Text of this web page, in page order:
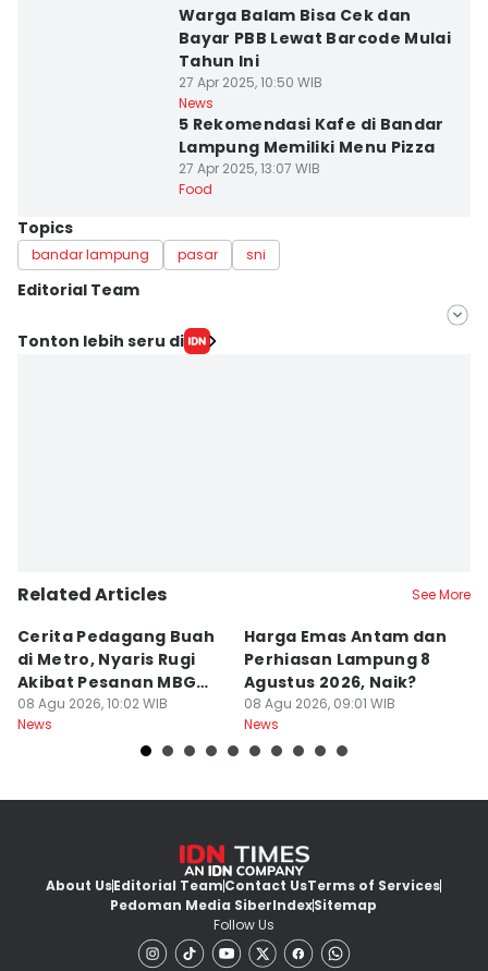
Warga Balam Bisa Cek dan
Bayar PBB Lewat Barcode Mulai
Tahun Ini
27 Apr 2025, 10:50 WIB
News
5 Rekomendasi Kafe di Bandar
Lampung Memiliki Menu Pizza
27 Apr 2025, 13:07 WIB
Food
Topics
bandar lampung pasar sni
Editorial Team
Editor
Tonton lebih seru di
Related Articles See More
Cerita Pedagang Buah
di Metro, Nyaris Rugi
Akibat Pesanan MBG
Batal
08 Agu 2026, 10:02 WIB
News
Harga Emas Antam dan
Perhiasan Lampung 8
Agustus 2026, Naik?
08 Agu 2026, 09:01 WIB
News
About UsEditorial TeamContact UsTerms of Services
Pedoman Media SiberIndexSitemap
Follow Us